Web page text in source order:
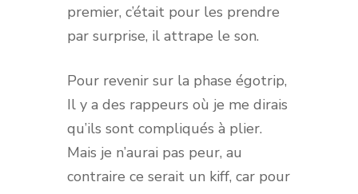
premier, c’était pour les prendre
par surprise, il attrape le son.
Pour revenir sur la phase égotrip,
Il y a des rappeurs où je me dirais
qu’ils sont compliqués à plier.
Mais je n’aurai pas peur, au
contraire ce serait un kiff, car pour